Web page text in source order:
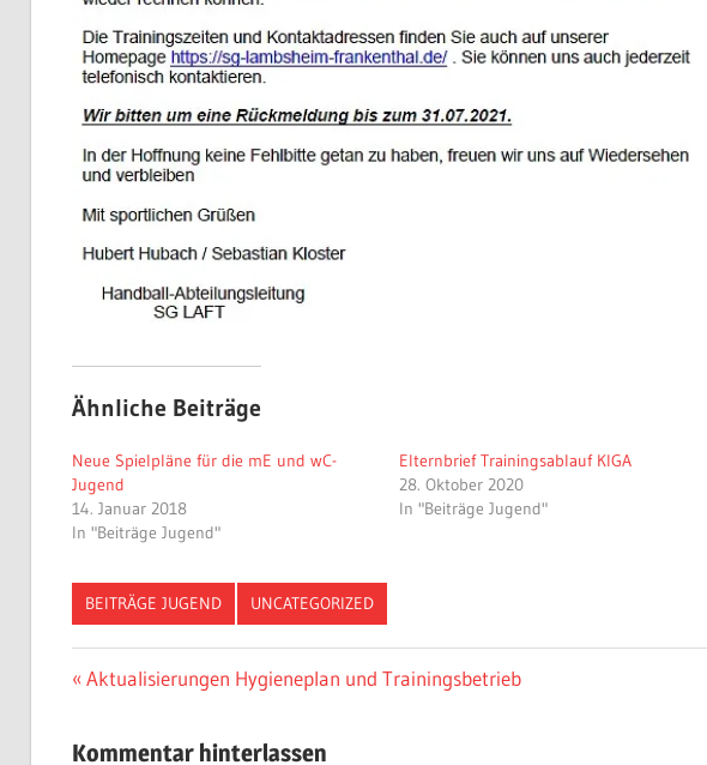
Ähnliche Beiträge
Neue Spielpläne für die mE und wC-
Jugend
14. Januar 2018
In "Beiträge Jugend"
Elternbrief Trainingsablauf KIGA
28. Oktober 2020
In "Beiträge Jugend"
BEITRÄGE JUGEND UNCATEGORIZED
Beitragsnavigation
Vorheriger
Aktualisierungen Hygieneplan und Trainingsbetrieb
Kommentar hinterlassen